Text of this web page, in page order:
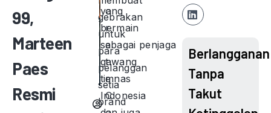
99,
Marteen
Paes
Resmi
o
r
a
t
e
C
gebrakan
untuk
para
pelanggan
setia
brand
yang
bermain
sebagai penjaga
gawang
timnas
Indonesia
Berlangganan
Tanpa
Takut